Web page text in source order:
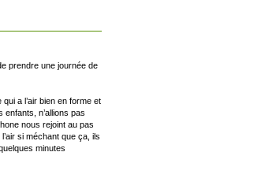
prendre une journée de
a l’air bien en forme et
n’allions pas
nous rejoint au pas
si méchant que ça, ils
minutes